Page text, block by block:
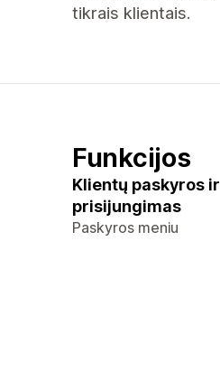
tikrais klientais.
Funkcijos
Klientų paskyros ir
prisijungimas
Paskyros meniu